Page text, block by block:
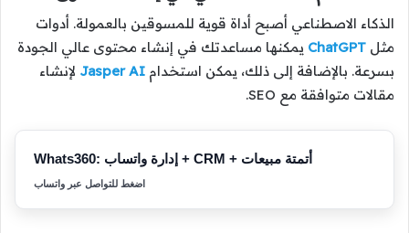
الذكاء الاصطناعي أصبح أداة قوية للمسوقين بالعمولة. أدوات
مثل ChatGPT يمكنها مساعدتك في إنشاء محتوى عالي الجودة
بسرعة. بالإضافة إلى ذلك، يمكن استخدام Jasper AI لإنشاء
مقالات متوافقة مع SEO.
Whats360: إدارة واتساب + CRM + أتمتة مبيعات
اضغط للتواصل عبر واتساب